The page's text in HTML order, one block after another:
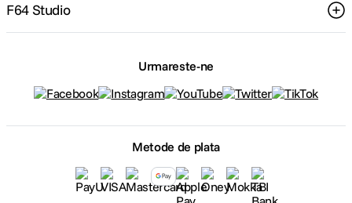
F64 Studio
Urmareste-ne
Metode de plata